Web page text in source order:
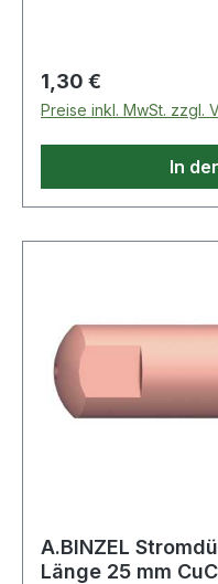
Regulärer Preis:
1,30 €
Preise inkl. MwSt. zzgl.
In
A.BINZEL Stromdüse Draht-Ø 1 mm M 6
Länge 25 mm